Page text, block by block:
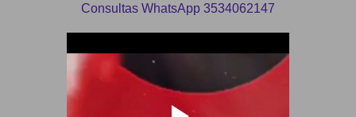
Consultas WhatsApp 3534062147